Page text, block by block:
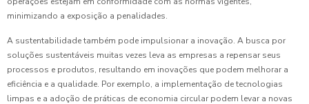
minimizando a exposição a penalidades.
A sustentabilidade também pode impulsionar a inovação. A busca por
soluções sustentáveis muitas vezes leva as empresas a repensar seus
processos e produtos, resultando em inovações que podem melhorar a
eficiência e a qualidade. Por exemplo, a implementação de tecnologias
limpas e a adoção de práticas de economia circular podem levar a novas